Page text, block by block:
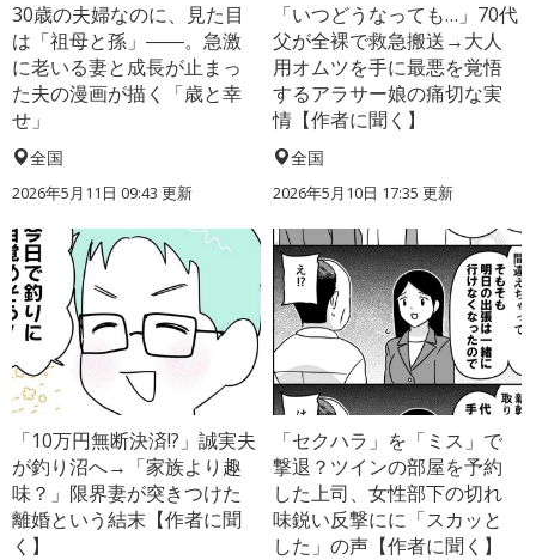
30歳の夫婦なのに、見た目
は「祖母と孫」――。急激
に老いる妻と成長が止まっ
た夫の漫画が描く「歳と幸
せ」
全国
2026年5月11日 09:43 更新
「いつどうなっても…」70代
父が全裸で救急搬送→大人
用オムツを手に最悪を覚悟
するアラサー娘の痛切な実
情【作者に聞く】
全国
2026年5月10日 17:35 更新
「10万円無断決済!?」誠実夫
が釣り沼へ→「家族より趣
味？」限界妻が突きつけた
離婚という結末【作者に聞
く】
「セクハラ」を「ミス」で
撃退？ツインの部屋を予約
した上司、女性部下の切れ
味鋭い反撃にに「スカッと
した」の声【作者に聞く】